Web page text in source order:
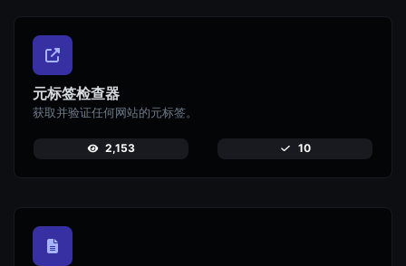
元标签检查器
获取并验证任何网站的元标签。
2,153 10